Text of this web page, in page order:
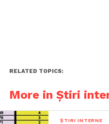
RELATED TOPICS:
More in Știri
ȘTIRI INTERNE